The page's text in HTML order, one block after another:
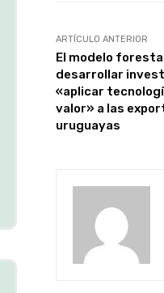
ARTÍCULO ANTERIOR
El modelo
desarrollar
«aplicar
valor» a las
uruguayas